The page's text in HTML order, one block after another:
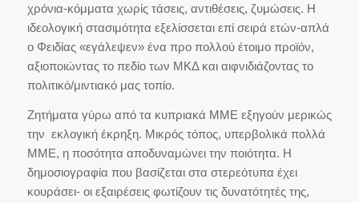
χρόνια-κόμματα χωρίς τάσεις, αντιθέσεις, ζυμώσεις. Η
ιδεολογική στασιμότητα εξελίσσεται επί σειρά ετών-απλά
ο Φειδίας «εγάλεψεν» ένα προ πολλού έτοιμο προϊόν,
αξιοποιώντας το πεδίο των ΜΚΔ και αιφνιδιάζοντας το
πολιτικό/μιντιακό μας τοπίο.
Ζητήματα γύρω από τα κυπριακά ΜΜΕ εξηγούν μερικώς
την εκλογική έκρηξη. Μικρός τόπος, υπερβολικά πολλά
ΜΜΕ, η ποσότητα αποδυναμώνει την ποιότητα. Η
δημοσιογραφία που βασίζεται στα στερεότυπα έχει
κουράσει- οι εξαιρέσεις φωτίζουν τις δυνατότητές της,